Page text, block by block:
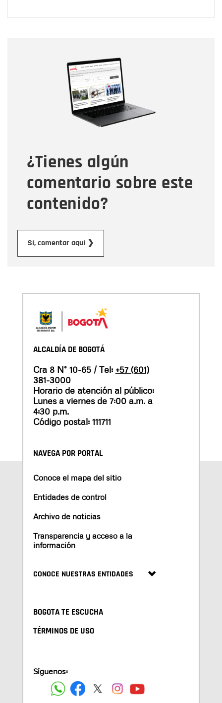
¿Tienes algún
comentario sobre este
contenido?
Sí, comentar aquí ❯
Correo electrónico
Tipo de comentario
Mensaje
ALCALDÍA DE BOGOTÁ
Cra 8 N° 10-65 / Tel: +57 (601)
381-3000
Horario de atención al público:
Lunes a viernes de 7:00 a.m. a
4:30 p.m.
Código postal: 111711
NAVEGA POR PORTAL
Conoce el mapa del sitio
Entidades de control
Archivo de noticias
Transparencia y acceso a la
información
CONOCE NUESTRAS ENTIDADES
BOGOTA TE ESCUCHA
TÉRMINOS DE USO
Síguenos: